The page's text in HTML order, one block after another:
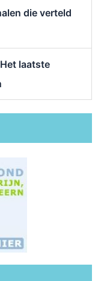
die verteld
laatste